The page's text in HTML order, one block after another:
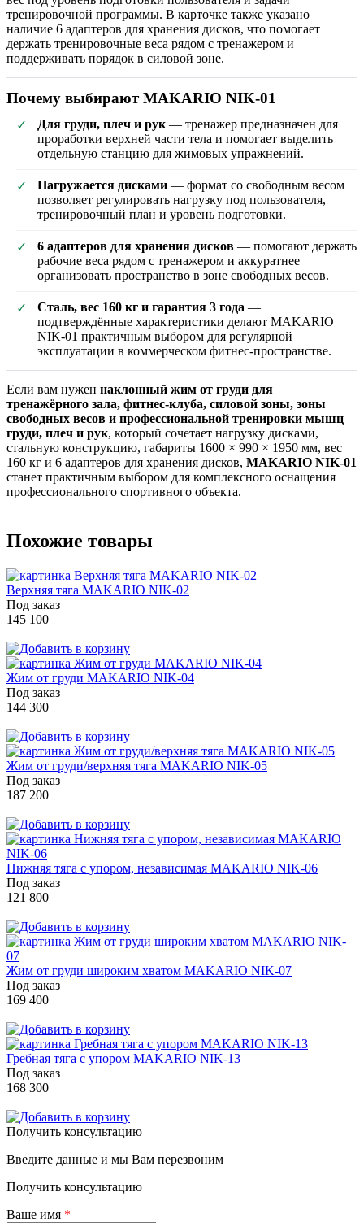
тренировочной программы. В карточке также указано
наличие 6 адаптеров для хранения дисков, что помогает
держать тренировочные веса рядом с тренажером и
поддерживать порядок в силовой зоне.
Почему выбирают MAKARIO NIK-01
✓ Для груди, плеч и рук— тренажер предназначен для
проработки верхней части тела и помогает выделить
отдельную станцию для жимовых упражнений.
✓ Нагружается дисками — формат со свободным весом
позволяет регулировать нагрузку под пользователя,
тренировочный план и уровень подготовки.
✓ 6 адаптеров для хранения дисков — помогают держать
рабочие веса рядом с тренажером и аккуратнее
организовать пространство в зоне свободных весов.
✓ Сталь, вес 160 кг и гарантия 3 года —
подтверждённые характеристики делают MAKARIO
NIK-01 практичным выбором для регулярной
эксплуатации в коммерческом фитнес-пространстве.
Если вам нужен наклонный жим от груди для
тренажёрного зала, фитнес-клуба, силовой зоны, зоны
свободных весов и профессиональной тренировки мышц
груди, плеч и рук, который сочетает нагрузку дисками,
стальную конструкцию, габариты 1600 × 990 × 1950 мм, вес
160 кг и 6 адаптеров для хранения дисков, MAKARIO NIK-01
станет практичным выбором для комплексного оснащения
профессионального спортивного объекта.
Похожие товары
Верхняя тяга MAKARIO NIK-02
Под заказ
145 100
Жим от груди MAKARIO NIK-04
Под заказ
144 300
Жим от груди/верхняя тяга MAKARIO NIK-05
Под заказ
187 200
Нижняя тяга с упором, независимая MAKARIO NIK-06
Под заказ
121 800
Жим от груди широким хватом MAKARIO NIK-07
Под заказ
169 400
Гребная тяга с упором MAKARIO NIK-13
Под заказ
168 300
Получить консультацию
Введите данные и мы Вам перезвоним
Получить консультацию
Ваше имя *